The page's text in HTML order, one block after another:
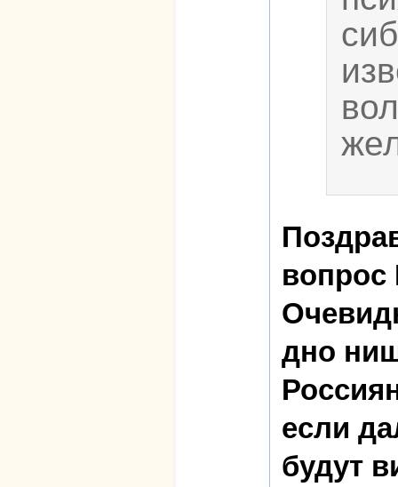
вопрос
дно
если
будут